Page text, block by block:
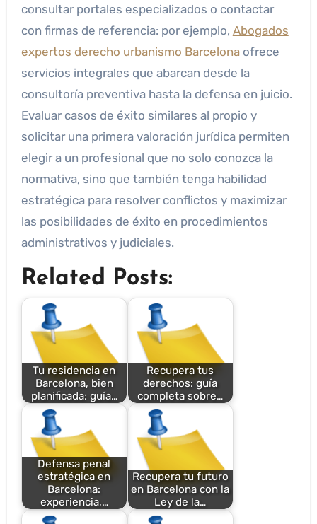
consultar portales especializados o contactar
con firmas de referencia: por ejemplo, Abogados
expertos derecho urbanismo Barcelonaofrece
servicios integrales que abarcan desde la
consultoría preventiva hasta la defensa en juicio.
Evaluar casos de éxito similares al propio y
solicitar una primera valoración jurídica permiten
elegir a un profesional que no solo conozca la
normativa, sino que también tenga habilidad
estratégica para resolver conflictos y maximizar
las posibilidades de éxito en procedimientos
administrativos y judiciales.
Related Posts:
Tu residencia en
Barcelona, bien
planificada: guía…
Recupera tus
derechos: guía
completa sobre…
Defensa penal
estratégica en
Barcelona:
experiencia,…
Recupera tu futuro
en Barcelona con la
Ley de la…